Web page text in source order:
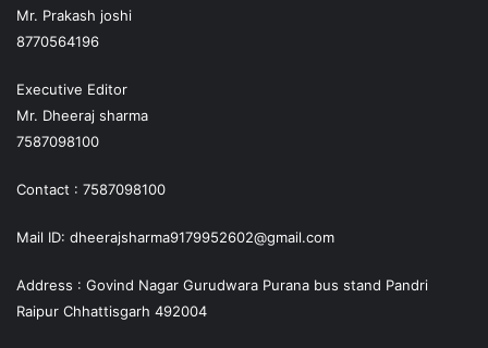
Mr. Prakash joshi
8770564196
Executive Editor
Mr. Dheeraj sharma
7587098100
Contact : 7587098100
Mail ID: dheerajsharma9179952602@gmail.com
Address : Govind Nagar Gurudwara Purana bus stand Pandri
Raipur Chhattisgarh 492004